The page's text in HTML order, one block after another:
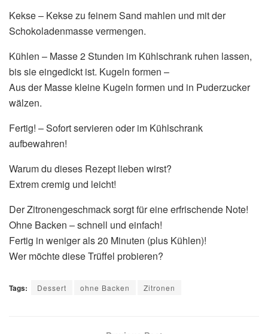
Kekse – Kekse zu feinem Sand mahlen und mit der
Schokoladenmasse vermengen.
Kühlen – Masse 2 Stunden im Kühlschrank ruhen lassen,
bis sie eingedickt ist. Kugeln formen –
Aus der Masse kleine Kugeln formen und in Puderzucker
wälzen.
Fertig! – Sofort servieren oder im Kühlschrank
aufbewahren!
Warum du dieses Rezept lieben wirst?
Extrem cremig und leicht!
Der Zitronengeschmack sorgt für eine erfrischende Note!
Ohne Backen – schnell und einfach!
Fertig in weniger als 20 Minuten (plus Kühlen)!
Wer möchte diese Trüffel probieren?
Tags: Dessert ohne Backen Zitronen